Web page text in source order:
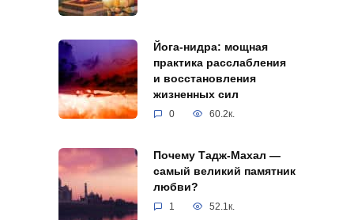
Йога-нидра: мощная
практика расслабления
и восстановления
жизненных сил
0 60.2к.
Почему Тадж-Махал —
самый великий памятник
любви?
1 52.1к.